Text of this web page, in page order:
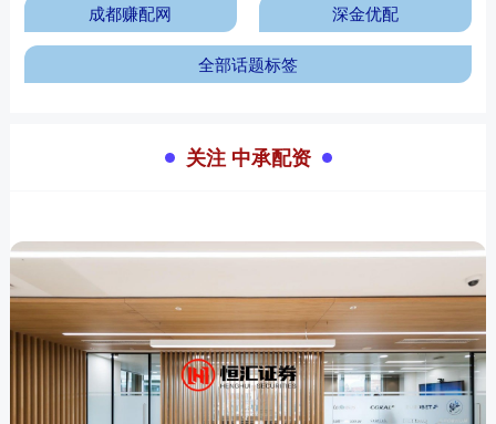
成都赚配网 深金优配
全部话题标签
关注 中承配资